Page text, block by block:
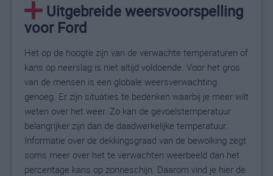
Uitgebreide weersvoorspelling
voor Ford
Het op de hoogte zijn van de verwachte temperaturen of
kans op neerslag is niet altijd voldoende. Voor het gros
van de mensen is een globale weersverwachting
genoeg. Er zijn situaties te bedenken waarbij je meer wilt
weten over het weer. Zo kan de gevoelstemperatuur
belangrijker zijn dan de daadwerkelijke temperatuur.
Informatie over de dekkingsgraad van de bewolking zegt
soms meer over het te verwachten weerbeeld dan het
percentage kans op zonneschijn. Daarom vind je hier de